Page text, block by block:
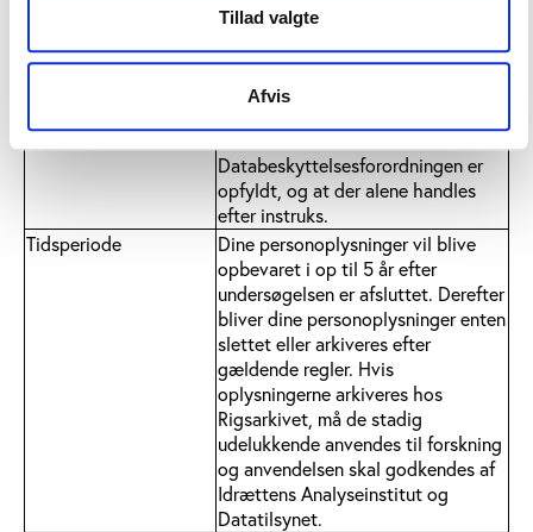
Tillad valgte
Afvis
opbevarer i nogle tilfælde
vores databehandlere. I disse
tilfælde er der indgået
sikkerhedskravene i
Databeskyttelsesforordningen er
opfyldt, og at der alene handles
efter instruks.
Tidsperiode
Dine personoplysninger vil blive
opbevaret i op til 5 år efter
undersøgelsen er afsluttet. Derefter
bliver dine personoplysninger enten
slettet eller arkiveres efter
gældende regler. Hvis
oplysningerne arkiveres hos
Rigsarkivet, må de stadig
udelukkende anvendes til forskning
og anvendelsen skal godkendes af
Idrættens Analyseinstitut og
Datatilsynet.